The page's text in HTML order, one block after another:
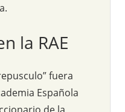
la RAE
fuera
Española